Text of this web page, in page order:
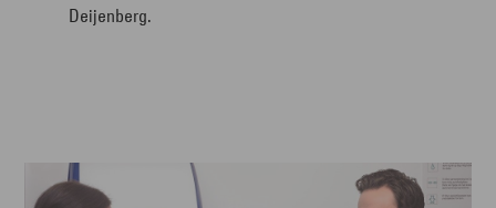
Deijenberg.